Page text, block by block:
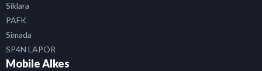
Siklara
PAFK
Simada
SP4N LAPOR
Mobile Alkes